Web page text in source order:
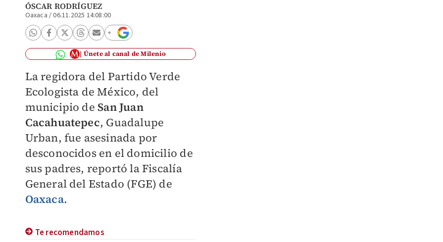
ÓSCAR RODRÍGUEZ
Oaxaca /06.11.2025 14:08:00
Únete al canal de Milenio
La regidora del Partido Verde
Ecologista de México, del
municipio de San Juan
Cacahuatepec, Guadalupe
Urban, fue asesinada por
desconocidos en el domicilio de
sus padres, reportó la Fiscalía
General del Estado (FGE) de
Oaxaca.
Te recomendamos